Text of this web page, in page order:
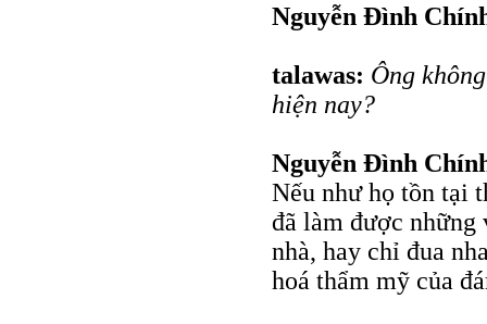
Nguyễn Đình
talawas: Ông
hiện nay?
Nguyễn Đình
Nếu như họ tồn tại
đã làm được những
nhà, hay chỉ đua
hoá thẩm mỹ của